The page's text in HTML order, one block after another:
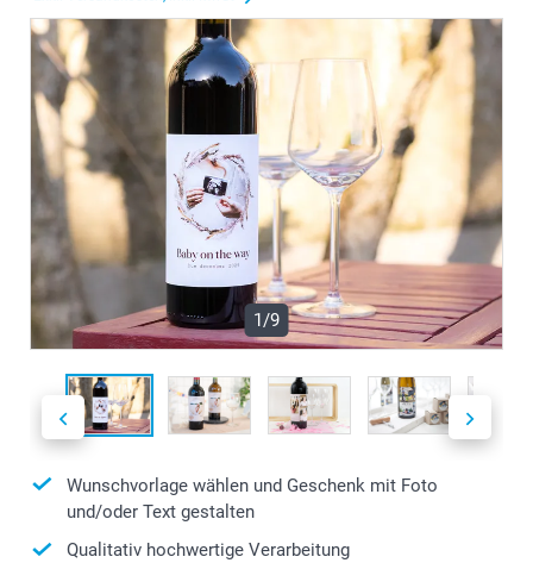
1/9
Wunschvorlage wählen und Geschenk mit Foto
und/oder Text gestalten
Qualitativ hochwertige Verarbeitung